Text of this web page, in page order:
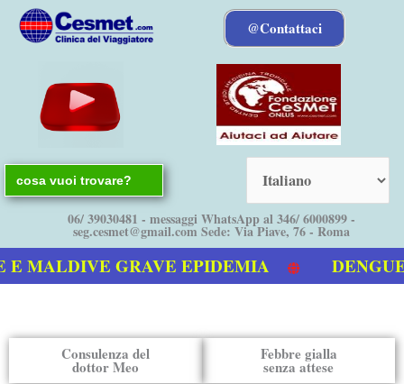
@Contattaci
Search
for:
06/ 39030481 - messaggi WhatsApp al 346/ 6000899 -
seg.cesmet@gmail.com Sede: Via Piave, 76 - Roma
GRAVE EPIDEMIA
DENGUE
Consulenza del
dottor Meo
Febbre gialla
senza attese